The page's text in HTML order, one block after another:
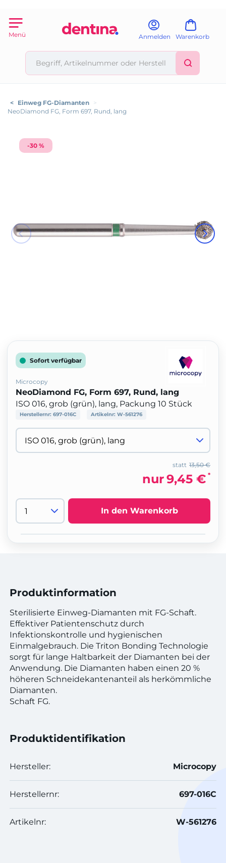
Menü Anmelden Warenkorb
< Einweg FG-Diamanten >
NeoDiamond FG, Form 697, Rund, lang
-30 %
Sofort verfügbar
Microcopy
NeoDiamond FG, Form 697, Rund, lang
ISO 016, grob (grün), lang, Packung 10 Stück
Herstellernr: 697-016C Artikelnr: W-561276
13,50 €
statt
nur9,45 € *
In den Warenkorb
Produktinformation
Sterilisierte Einweg-Diamanten mit FG-Schaft.
Effektiver Patientenschutz durch
Infektionskontrolle und hygienischen
Einmalgebrauch. Die Triton Bonding Technologie
sorgt für lange Haltbarkeit der Diamanten bei der
Anwendung. Die Diamanten haben einen 20 %
höheren Schneidekantenanteil als herkömmliche
Diamanten.
Schaft FG.
Produktidentifikation
Hersteller: Microcopy
Herstellernr: 697-016C
Artikelnr: W-561276